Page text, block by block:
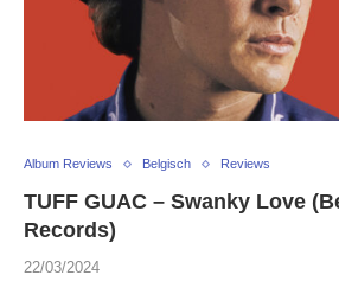
Album Reviews Belgisch Reviews
TUFF GUAC – Swanky Love
Records)
22/03/2024